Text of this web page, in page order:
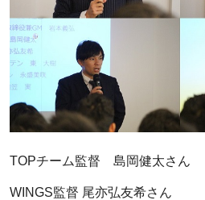
TOPチーム監督 島岡健太さん
WINGS監督 尾亦弘友希さん